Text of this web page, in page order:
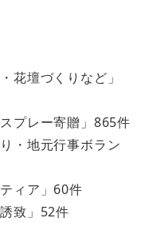
花壇づくりなど」
プレー寄贈」865件
・地元行事ボラン
ィア」60件
致」52件